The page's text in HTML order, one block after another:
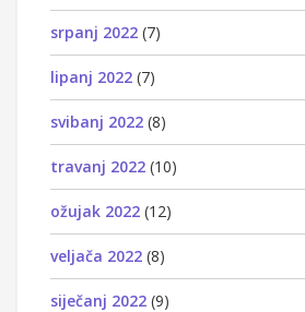
srpanj 2022 (7)
lipanj 2022 (7)
svibanj 2022 (8)
travanj 2022 (10)
ožujak 2022 (12)
veljača 2022 (8)
siječanj 2022 (9)